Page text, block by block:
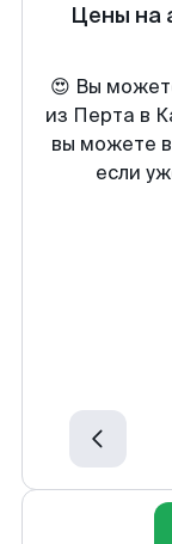
Цены на
😍 Вы
из Перта в
вы можете
если